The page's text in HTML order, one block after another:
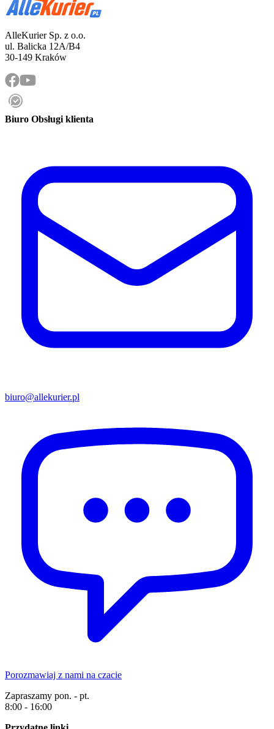
AlleKurier Sp. z o.o.
ul. Balicka 12A/B4
30-149 Kraków
Biuro Obsługi klienta
biuro@allekurier.pl
Porozmawiaj z nami na czacie
Zapraszamy pon. - pt.
8:00 - 16:00